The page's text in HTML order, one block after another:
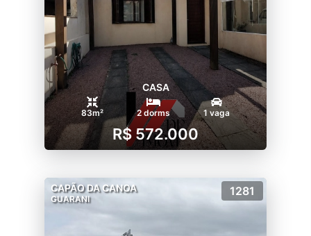
CASA
83m² 2 dorms 1 vaga
R$ 572.000
CAPÃO DA CANOA
GUARANI
1281